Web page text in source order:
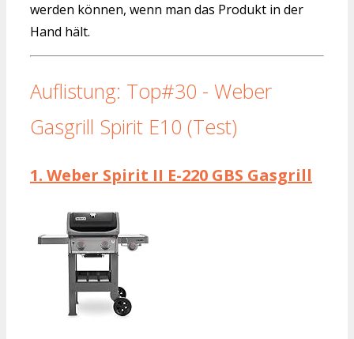
werden können, wenn man das Produkt in der
Hand hält.
Auflistung: Top#30 - Weber
Gasgrill Spirit E10 (Test)
1. Weber Spirit II E-220 GBS Gasgrill